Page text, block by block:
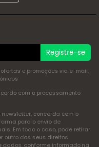
Registre-se
e promoções via e-mail,
com o processamento
concorda com o
para o envio de
Em todo o caso, pode retirar
outro dos seus direitos
dados, conforme informado na